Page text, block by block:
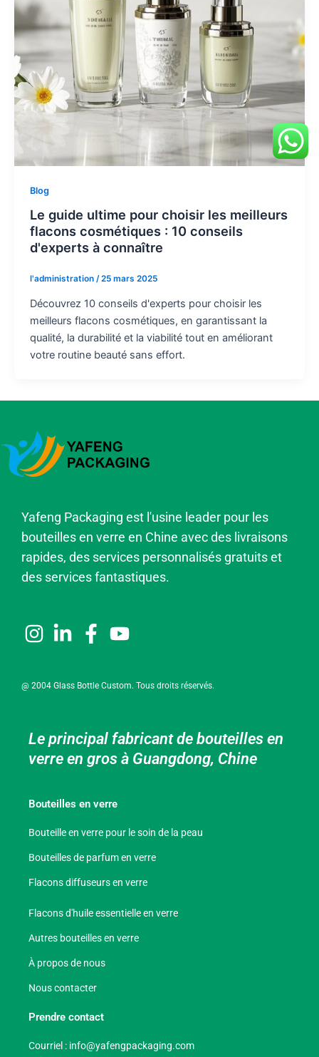
Blog
Le guide ultime pour choisir les meilleurs
flacons cosmétiques : 10 conseils
d'experts à connaître
l'administration /25 mars 2025
Découvrez 10 conseils d'experts pour choisir les
meilleurs flacons cosmétiques, en garantissant la
qualité, la durabilité et la viabilité tout en améliorant
votre routine beauté sans effort.
Yafeng Packaging est l'usine leader pour les
bouteilles en verre en Chine avec des livraisons
rapides, des services personnalisés gratuits et
des services fantastiques.
@ 2004 Glass Bottle Custom. Tous droits réservés.
Le principal fabricant de bouteilles en
verre en gros à Guangdong, Chine
Bouteilles en verre
Bouteille en verre pour le soin de la peau
Bouteilles de parfum en verre
Flacons diffuseurs en verre
Flacons d'huile essentielle en verre
Autres bouteilles en verre
À propos de nous
Nous contacter
Prendre contact
Courriel : info@yafengpackaging.com